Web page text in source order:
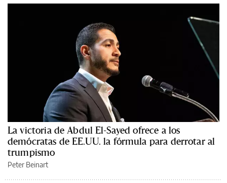
La victoria de Abdul El-Sayed ofrece a los
demócratas de EE.UU. la fórmula para derrotar al
trumpismo
Peter Beinart